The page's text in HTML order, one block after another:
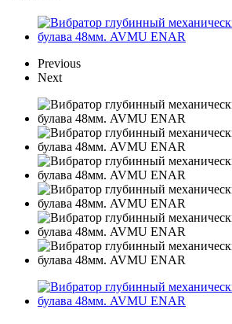
Previous
Next